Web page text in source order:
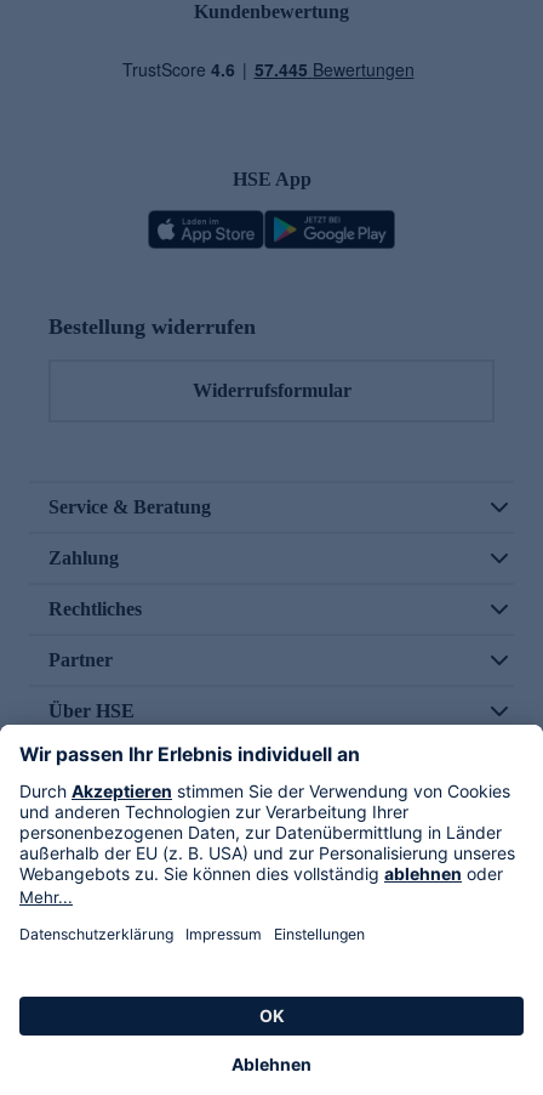
Kundenbewertung
HSE App
Bestellung widerrufen
Widerrufsformular
Service & Beratung
Zahlung
Rechtliches
Partner
Über HSE
Im TV
HSE International